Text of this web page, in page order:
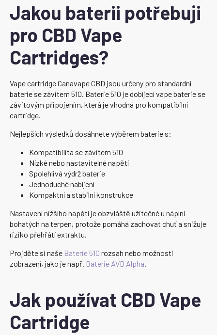
Jakou baterii potřebuji
pro CBD Vape
Cartridges?
Vape cartridge Canavape CBD jsou určeny pro standardní
baterie se závitem 510. Baterie 510 je dobíjecí vape baterie se
závitovým připojením, která je vhodná pro kompatibilní
cartridge.
Nejlepších výsledků dosáhnete výběrem baterie s:
Kompatibilita se závitem 510
Nízké nebo nastavitelné napětí
Spolehlivá výdrž baterie
Jednoduché nabíjení
Kompaktní a stabilní konstrukce
Nastavení nižšího napětí je obzvláště užitečné u náplní
bohatých na terpen, protože pomáhá zachovat chuť a snižuje
riziko přehřátí extraktu.
Projděte si naše Baterie 510 rozsah nebo možnosti
zobrazení, jako je např. Baterie AVD Alpha.
Jak používat CBD Vape
Cartridge